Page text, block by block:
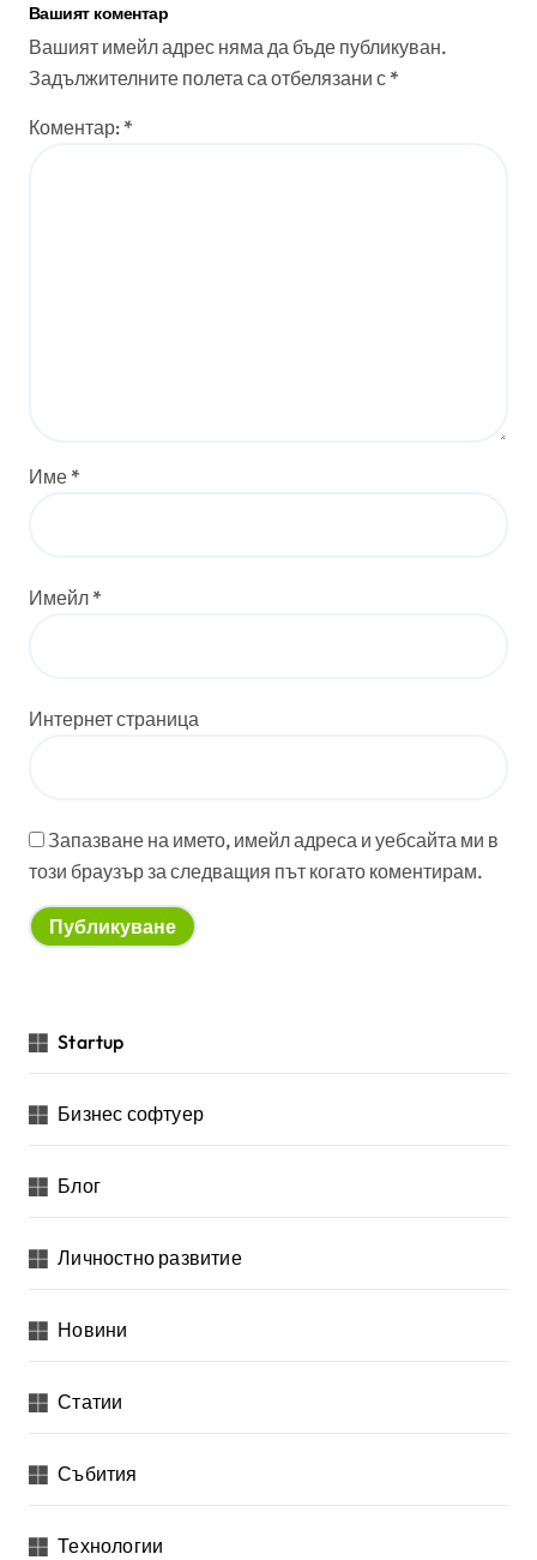
Вашият коментар
Вашият имейл адрес няма да бъде публикуван.
Задължителните полета са отбелязани с *
Коментар: *
Име *
Имейл *
Интернет страница
Запазване на името, имейл адреса и уебсайта ми в
този браузър за следващия път когато коментирам.
Startup
Бизнес софтуер
Блог
Личностно развитие
Новини
Статии
Събития
Технологии